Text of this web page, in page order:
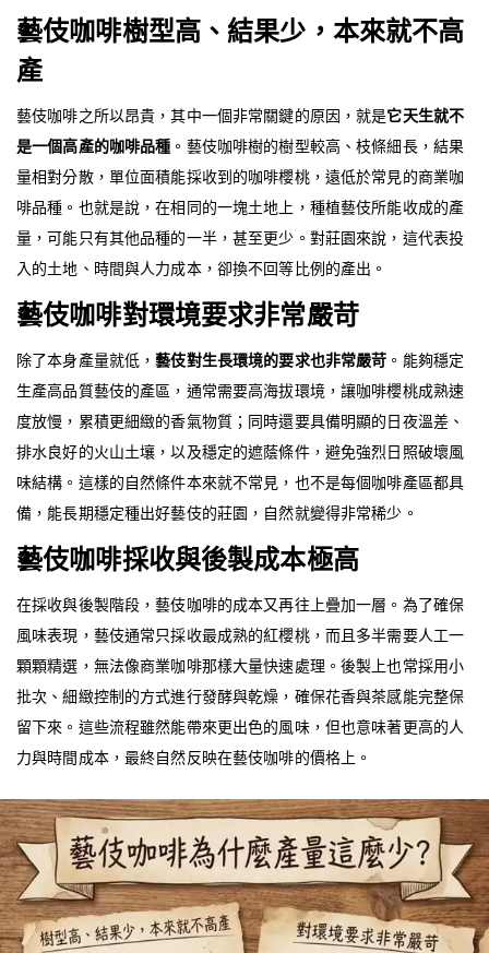
藝伎咖啡樹型高、結果少，本來就不高
產
藝伎咖啡之所以昂貴，其中一個非常關鍵的原因，就是它天生就不
是一個高產的咖啡品種 。藝伎咖啡樹的樹型較高、枝條細長，結果
量相對分散，單位面積能採收到的咖啡櫻桃，遠低於常見的商業咖
啡品種。也就是說，在相同的一塊土地上，種植藝伎所能收成的產
量，可能只有其他品種的一半，甚至更少。對莊園來說，這代表投
入的土地、時間與人力成本，卻換不回等比例的產出。
藝伎咖啡對環境要求非常嚴苛
除了本身產量就低，藝伎對生長環境的要求也非常嚴苛 。能夠穩定
生產高品質藝伎的產區，通常需要高海拔環境，讓咖啡櫻桃成熟速
度放慢，累積更細緻的香氣物質；同時還要具備明顯的日夜溫差、
排水良好的火山土壤，以及穩定的遮蔭條件，避免強烈日照破壞風
味結構。這樣的自然條件本來就不常見，也不是每個咖啡產區都具
備，能長期穩定種出好藝伎的莊園，自然就變得非常稀少。
藝伎咖啡採收與後製成本極高
在採收與後製階段，藝伎咖啡的成本又再往上疊加一層。為了確保
風味表現，藝伎通常只採收最成熟的紅櫻桃，而且多半需要人工一
顆顆精選，無法像商業咖啡那樣大量快速處理。後製上也常採用小
批次、細緻控制的方式進行發酵與乾燥，確保花香與茶感能完整保
留下來。這些流程雖然能帶來更出色的風味，但也意味著更高的人
力與時間成本，最終自然反映在藝伎咖啡的價格上。